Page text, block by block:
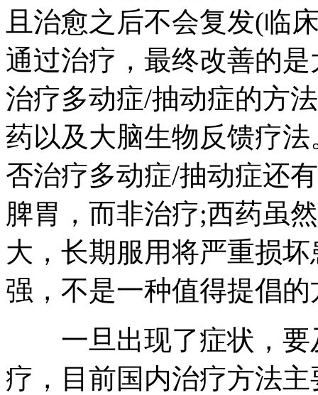
且治愈之后不会复发(临
通过治疗，最终改善的
治疗多动症/抽动症的方
药以及大脑生物反馈疗
否治疗多动症/抽动症还
脾胃，而非治疗;西药虽
大，长期服用将严重损
强，不是一种值得提倡的
一旦出现了症状，要
疗，目前国内治疗方法